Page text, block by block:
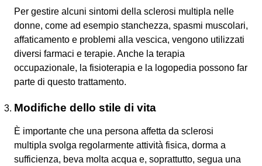
Per gestire alcuni sintomi della sclerosi multipla nelle
donne, come ad esempio stanchezza, spasmi muscolari,
affaticamento e problemi alla vescica, vengono utilizzati
diversi farmaci e terapie. Anche la terapia
occupazionale, la fisioterapia e la logopedia possono far
parte di questo trattamento.
Modifiche dello stile di vita
È importante che una persona affetta da sclerosi
multipla svolga regolarmente attività fisica, dorma a
sufficienza, beva molta acqua e, soprattutto, segua una